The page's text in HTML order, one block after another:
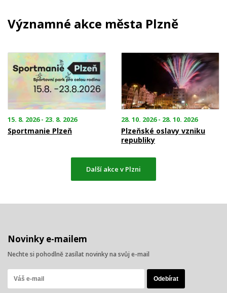
Významné akce města Plzně
15. 8. 2026 - 23. 8. 2026
Sportmanie Plzeň
28. 10. 2026 - 28. 10. 2026
Plzeňské oslavy vzniku
republiky
Další akce v Plzni
Novinky e-mailem
Nechte si pohodlně zasílat novinky na svůj e-mail